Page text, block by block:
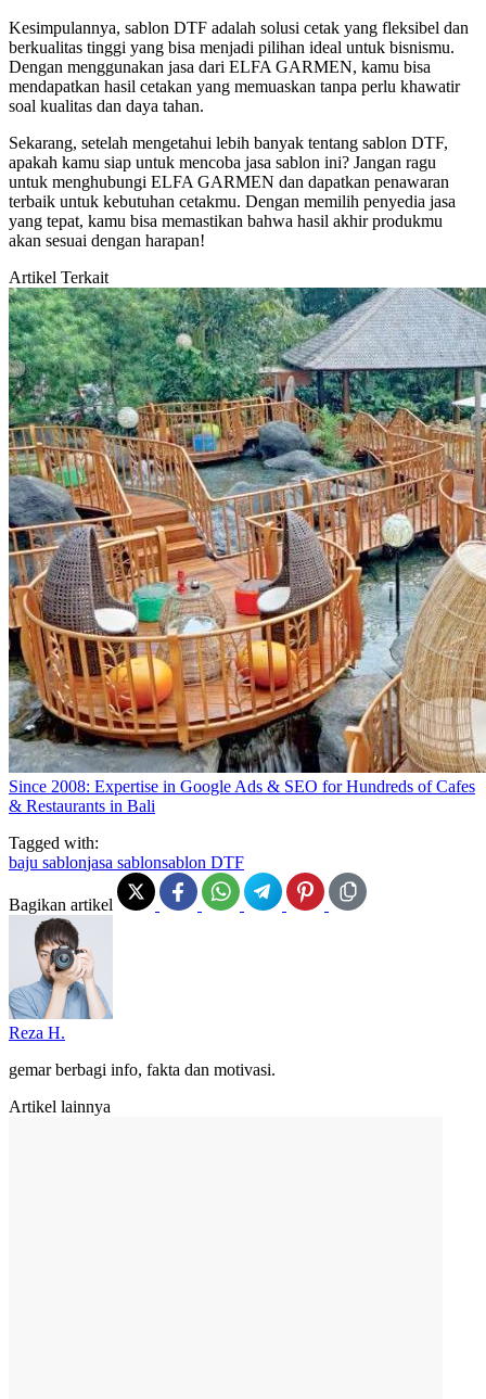
Kesimpulannya, sablon DTF adalah solusi cetak yang fleksibel dan
berkualitas tinggi yang bisa menjadi pilihan ideal untuk bisnismu.
Dengan menggunakan jasa dari ELFA GARMEN, kamu bisa
mendapatkan hasil cetakan yang memuaskan tanpa perlu khawatir
soal kualitas dan daya tahan.
Sekarang, setelah mengetahui lebih banyak tentang sablon DTF,
apakah kamu siap untuk mencoba jasa sablon ini? Jangan ragu
untuk menghubungi ELFA GARMEN dan dapatkan penawaran
terbaik untuk kebutuhan cetakmu. Dengan memilih penyedia jasa
yang tepat, kamu bisa memastikan bahwa hasil akhir produkmu
akan sesuai dengan harapan!
Artikel Terkait
Since 2008: Expertise in Google Ads & SEO for Hundreds of Cafes
& Restaurants in Bali
Tagged with:
baju sablonjasa sablonsablon DTF
Bagikan artikel
Reza H.
gemar berbagi info, fakta dan motivasi.
Artikel lainnya